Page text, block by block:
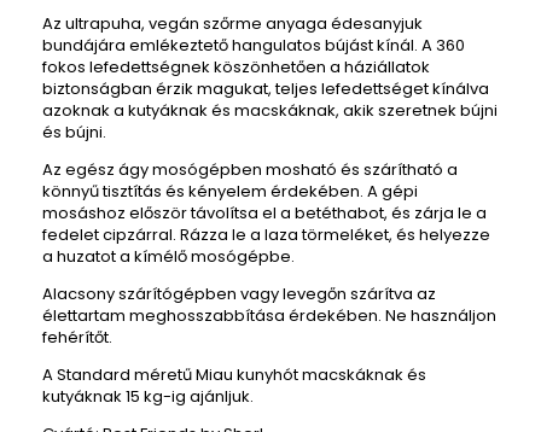
Az ultrapuha, vegán szőrme anyaga édesanyjuk
bundájára emlékeztető hangulatos bújást kínál. A 360
fokos lefedettségnek köszönhetően a háziállatok
biztonságban érzik magukat, teljes lefedettséget kínálva
azoknak a kutyáknak és macskáknak, akik szeretnek bújni
és bújni.
Az egész ágy mosógépben mosható és szárítható a
könnyű tisztítás és kényelem érdekében. A gépi
mosáshoz először távolítsa el a betéthabot, és zárja le a
fedelet cipzárral. Rázza le a laza törmeléket, és helyezze
a huzatot a kímélő mosógépbe.
Alacsony szárítógépben vagy levegőn szárítva az
élettartam meghosszabbítása érdekében. Ne használjon
fehérítőt.
A Standard méretű Miau kunyhót macskáknak és
kutyáknak 15 kg-ig ajánljuk.